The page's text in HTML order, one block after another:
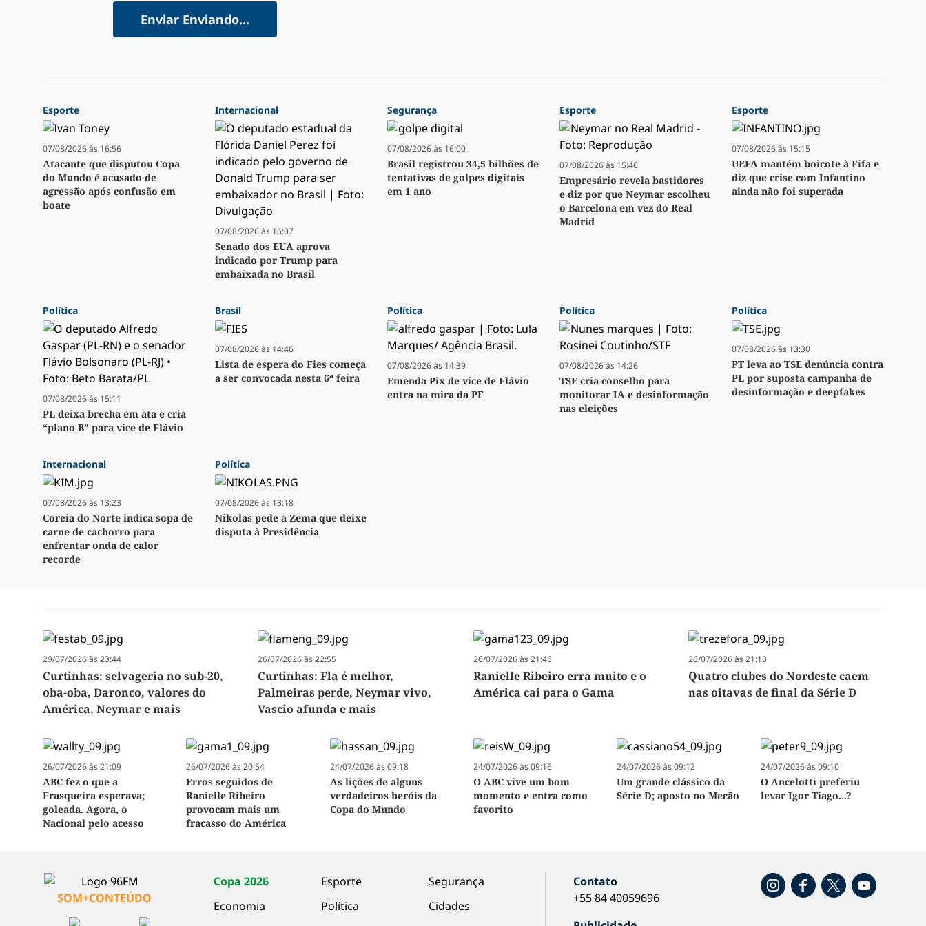
Enviar Enviando...
Esporte
07/08/2026 às 16:56
Atacante que disputou Copa
do Mundo é acusado de
agressão após confusão em
boate
Internacional
07/08/2026 às 16:07
Senado dos EUA aprova
indicado por Trump para
embaixada no Brasil
Segurança
07/08/2026 às 16:00
Brasil registrou 34,5 bilhões de
tentativas de golpes digitais
em 1 ano
Esporte
07/08/2026 às 15:46
Empresário revela bastidores
e diz por que Neymar escolheu
o Barcelona em vez do Real
Madrid
Esporte
07/08/2026 às 15:15
UEFA mantém boicote à Fifa e
diz que crise com Infantino
ainda não foi superada
Política
07/08/2026 às 15:11
PL deixa brecha em ata e cria
“plano B” para vice de Flávio
Brasil
07/08/2026 às 14:46
Lista de espera do Fies começa
a ser convocada nesta 6ª feira
Política
07/08/2026 às 14:39
Emenda Pix de vice de Flávio
entra na mira da PF
Política
07/08/2026 às 14:26
TSE cria conselho para
monitorar IA e desinformação
nas eleições
Política
07/08/2026 às 13:30
PT leva ao TSE denúncia contra
PL por suposta campanha de
desinformação e deepfakes
Internacional
07/08/2026 às 13:23
Coreia do Norte indica sopa de
carne de cachorro para
enfrentar onda de calor
recorde
Política
07/08/2026 às 13:18
Nikolas pede a Zema que deixe
disputa à Presidência
29/07/2026 às 23:44
Curtinhas: selvageria no sub-20,
oba-oba, Daronco, valores do
América, Neymar e mais
26/07/2026 às 22:55
Curtinhas: Fla é melhor,
Palmeiras perde, Neymar vivo,
Vascio afunda e mais
26/07/2026 às 21:46
Ranielle Ribeiro erra muito e o
América cai para o Gama
26/07/2026 às 21:13
Quatro clubes do Nordeste caem
nas oitavas de final da Série D
26/07/2026 às 21:09
ABC fez o que a
Frasqueira esperava;
goleada. Agora, o
Nacional pelo acesso
26/07/2026 às 20:54
Erros seguidos de
Ranielle Ribeiro
provocam mais um
fracasso do América
24/07/2026 às 09:18
As lições de alguns
verdadeiros heróis da
Copa do Mundo
24/07/2026 às 09:16
O ABC vive um bom
momento e entra como
favorito
24/07/2026 às 09:12
Um grande clássico da
Série D; aposto no Mecão
24/07/2026 às 09:10
O Ancelotti preferiu
levar Igor Tiago...?
SOM+CONTEÚDO
Copa 2026
Economia
Esporte
Política
Segurança
Cidades
Contato
+55 84 40059696